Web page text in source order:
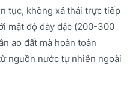
tục, không xả thải trực tiếp
mật độ dày đặc (200-300
ao đất mà hoàn toàn
nguồn nước tự nhiên ngoài